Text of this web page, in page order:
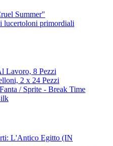
Summer"
lucertoloni primordiali
Lavoro, 8 Pezzi
2 x 24 Pezzi
/ Sprite - Break Time
L'Antico Egitto (IN